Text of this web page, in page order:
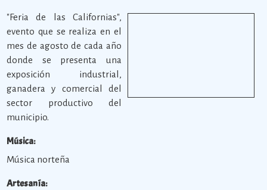
"Feria de las Californias",
evento que se realiza en el
mes de agosto de cada año
donde se presenta una
exposición industrial,
ganadera y comercial del
sector productivo del
municipio.
Música:
Música norteña
Artesanía: